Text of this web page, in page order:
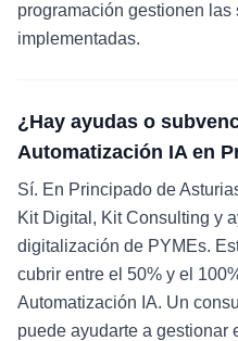
programación gestionen las
implementadas.
¿Hay ayudas o
Automatización IA en
Sí. En Principado de
Kit Digital, Kit Consulting y
digitalización de PYMEs.
cubrir entre el 50% y el
Automatización IA. Un
puede ayudarte a gestionar